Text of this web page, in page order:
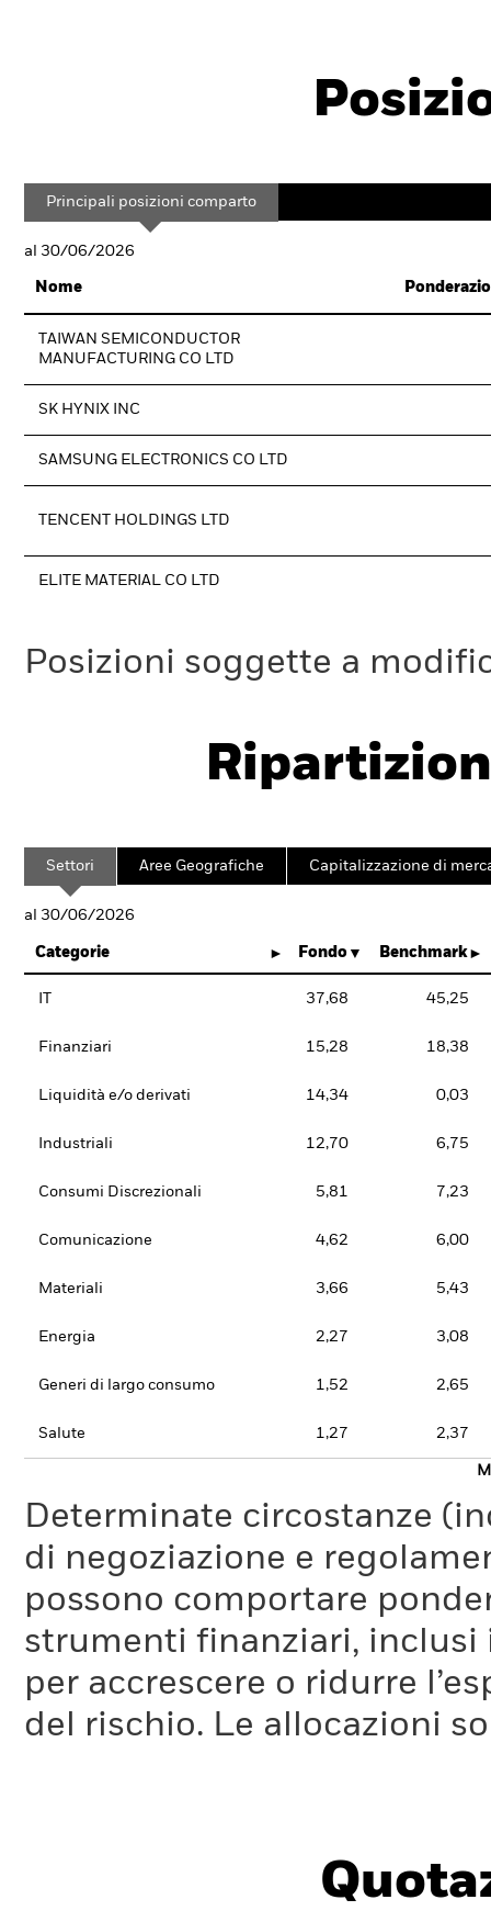
Principali posizioni comparto
al 30/06/2026
Nome
TAIWAN SEMICONDUCTOR
MANUFACTURING CO LTD
SK HYNIX INC
SAMSUNG ELECTRONICS CO LTD
TENCENT HOLDINGS LTD
ELITE MATERIAL CO LTD
Posizioni soggette a
Settori Aree Geografiche Capitalizzazione di
al 30/06/2026
Categorie Fondo Benchmark
37,68 45,25
Finanziari 15,28 18,38
Liquidità e/o derivati 14,34 0,03
Industriali 12,70 6,75
Consumi Discrezionali 5,81 7,23
Comunicazione 4,62 6,00
Materiali 3,66 5,43
Energia 2,27 3,08
Generi di largo consumo 1,52 2,65
Salute 1,27 2,37
Determinate circostanze
di negoziazione e
possono comportare
strumenti finanziari, inclusi
per accrescere o ridurre
del rischio. Le allocazioni